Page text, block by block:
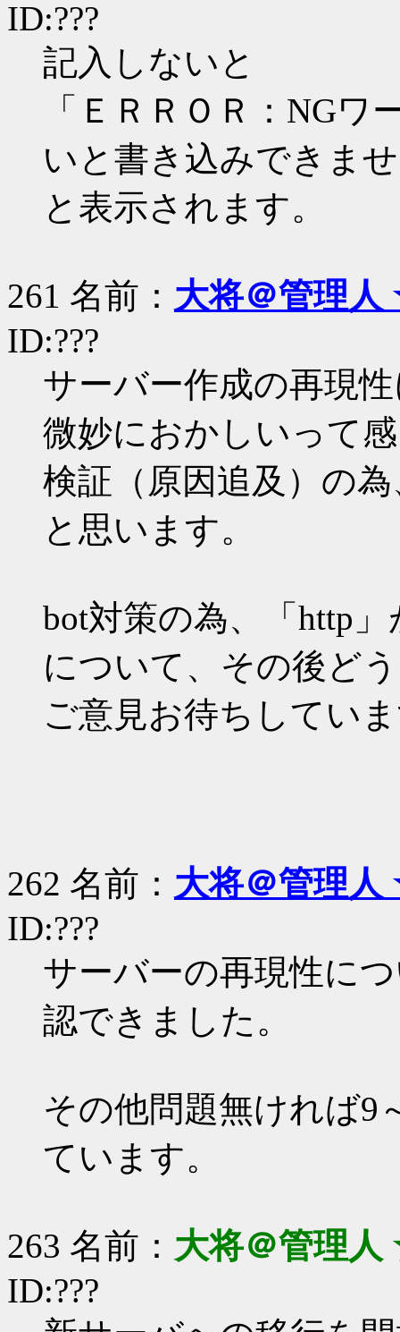
ID:???
記入しないと
「ＥＲＲＯＲ：NG
いと書き込みできま
と表示されます。
261 名前： 大将＠管理
ID:???
サーバー作成の再現
微妙におかしいって
検証（原因追及）の
と思います。
bot対策の為、「http
について、その後ど
ご意見お待ちしてい
262 名前： 大将＠管理
ID:???
サーバーの再現性に
認できました。
その他問題無ければ9
ています。
263 名前： 大将＠管理
ID:???